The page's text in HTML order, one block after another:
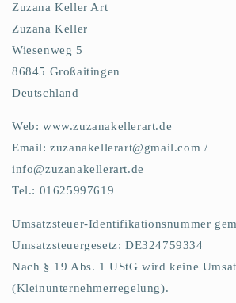
Zuzana Keller Art
Zuzana Keller
Wiesenweg 5
86845 Großaitingen
Deutschland
Web: www.zuzanakellerart.de
Email: zuzanakellerart@gmail.com /
info@zuzanakellerart.de
Tel.: 01625997619
Umsatzsteuer-Identifikationsnummer
Umsatzsteuergesetz: DE324759334
Nach § 19 Abs. 1 UStG wird keine
(Kleinunternehmerregelung).